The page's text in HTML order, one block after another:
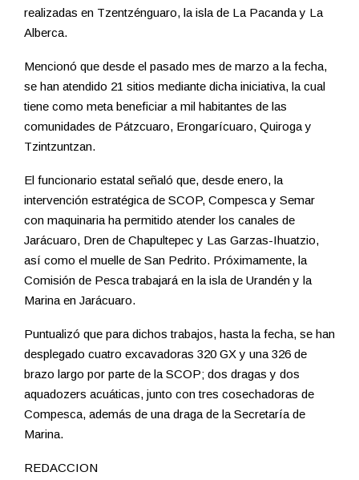
realizadas en Tzentzénguaro, la isla de La Pacanda y La
Alberca.
Mencionó que desde el pasado mes de marzo a la fecha,
se han atendido 21 sitios mediante dicha iniciativa, la cual
tiene como meta beneficiar a mil habitantes de las
comunidades de Pátzcuaro, Erongarícuaro, Quiroga y
Tzintzuntzan.
El funcionario estatal señaló que, desde enero, la
intervención estratégica de SCOP, Compesca y Semar
con maquinaria ha permitido atender los canales de
Jarácuaro, Dren de Chapultepec y Las Garzas-Ihuatzio,
así como el muelle de San Pedrito. Próximamente, la
Comisión de Pesca trabajará en la isla de Urandén y la
Marina en Jarácuaro.
Puntualizó que para dichos trabajos, hasta la fecha, se han
desplegado cuatro excavadoras 320 GX y una 326 de
brazo largo por parte de la SCOP; dos dragas y dos
aquadozers acuáticas, junto con tres cosechadoras de
Compesca, además de una draga de la Secretaría de
Marina.
REDACCION